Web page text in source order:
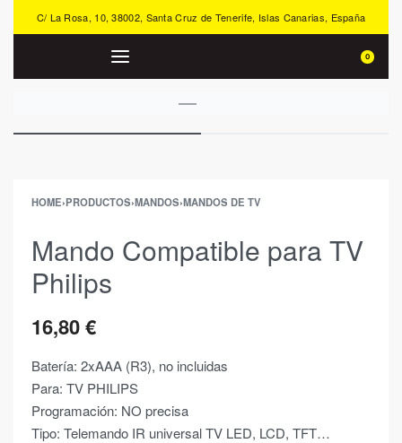
C/ La Rosa, 10, 38002, Santa Cruz de Tenerife, Islas Canarias, España
0
HOME›PRODUCTOS›MANDOS›MANDOS DE TV
Mando Compatible para TV
Philips
16,80€
Batería: 2xAAA (R3), no incluidas
Para: TV PHILIPS
Programación: NO precisa
Tipo: Telemando IR universal TV LED, LCD, TFT…